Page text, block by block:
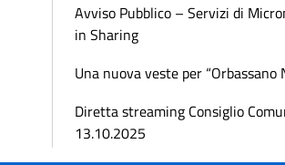
Avviso Pubblico – Servizi di
in Sharing
Una nuova veste per “Orbassano
Diretta streaming Consiglio
13.10.2025